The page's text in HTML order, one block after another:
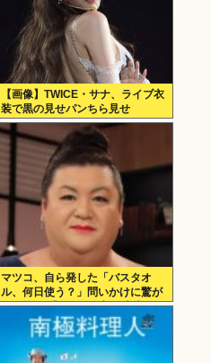
【画像】TWICE・サナ、ライブ衣
装で黒の見せパンちら見せ
マツコ、自ら発した「バスタオ
ル、何日使う？」問いかけに驚が
くの答え 「今日は全部、本当のこ
と言うわ」